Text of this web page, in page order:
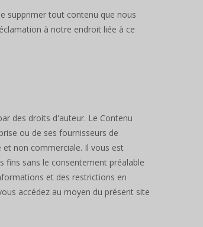
supprimer tout contenu que nous
à notre endroit liée à ce
des droits d'auteur. Le Contenu
ou de ses fournisseurs de
et non commerciale. Il vous est
fins sans le consentement préalable
et des restrictions en
accédez au moyen du présent site